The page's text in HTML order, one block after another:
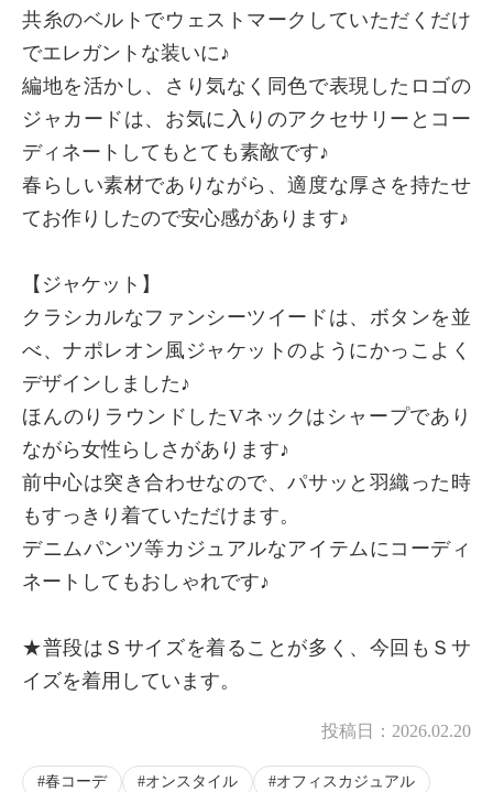
共糸のベルトでウェストマークしていただくだけ
でエレガントな装いに♪
編地を活かし、さり気なく同色で表現したロゴの
ジャカードは、お気に入りのアクセサリーとコー
ディネートしてもとても素敵です♪
春らしい素材でありながら、適度な厚さを持たせ
てお作りしたので安心感があります♪
【ジャケット】
クラシカルなファンシーツイードは、ボタンを並
べ、ナポレオン風ジャケットのようにかっこよく
デザインしました♪
ほんのりラウンドしたVネックはシャープであり
ながら女性らしさがあります♪
前中心は突き合わせなので、パサッと羽織った時
もすっきり着ていただけます。
デニムパンツ等カジュアルなアイテムにコーディ
ネートしてもおしゃれです♪
★普段はＳサイズを着ることが多く、今回もＳサ
イズを着用しています。
投稿日： 2026.02.20
春コーデ オンスタイル
オフィスカジュアル